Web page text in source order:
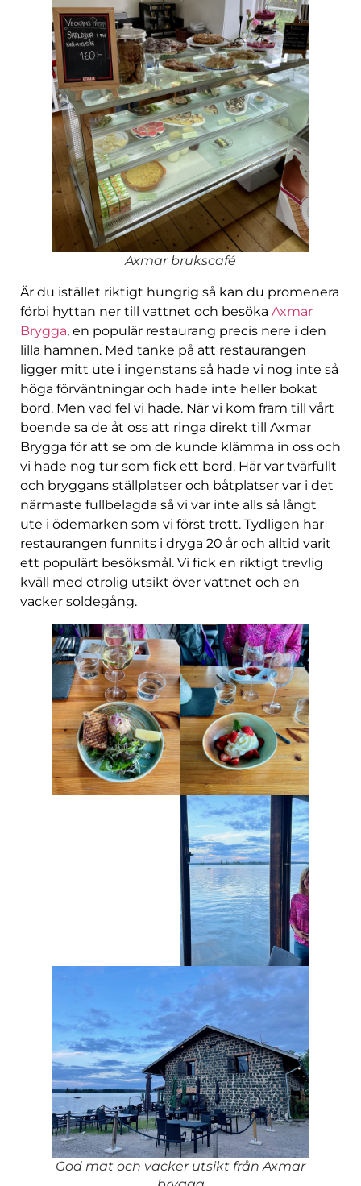
Axmar brukscafé
Är du istället riktigt hungrig så kan du promenera
förbi hyttan ner till vattnet och besöka Axmar
Brygga, en populär restaurang precis nere i den
lilla hamnen. Med tanke på att restaurangen
ligger mitt ute i ingenstans så hade vi nog inte så
höga förväntningar och hade inte heller bokat
bord. Men vad fel vi hade. När vi kom fram till vårt
boende sa de åt oss att ringa direkt till Axmar
Brygga för att se om de kunde klämma in oss och
vi hade nog tur som fick ett bord. Här var tvärfullt
och bryggans ställplatser och båtplatser var i det
närmaste fullbelagda så vi var inte alls så långt
ute i ödemarken som vi först trott. Tydligen har
restaurangen funnits i dryga 20 år och alltid varit
ett populärt besöksmål. Vi fick en riktigt trevlig
kväll med otrolig utsikt över vattnet och en
vacker soldegång.
God mat och vacker utsikt från Axmar